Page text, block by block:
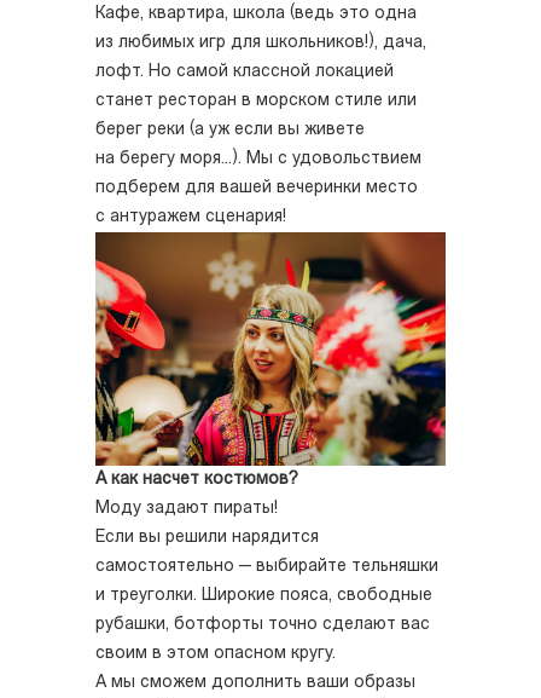
Кафе, квартира, школа (ведь это одна
из любимых игр для школьников!), дача,
лофт. Но самой классной локацией
станет ресторан в морском стиле или
берег реки (а уж если вы живете
на берегу моря...). Мы с удовольствием
подберем для вашей вечеринки место
с антуражем сценария!
А как насчет костюмов?
Моду задают пираты!
Если вы решили нарядится
самостоятельно — выбирайте тельняшки
и треуголки. Широкие пояса, свободные
рубашки, ботфорты точно сделают вас
своим в этом опасном кругу.
А мы сможем дополнить ваши образы